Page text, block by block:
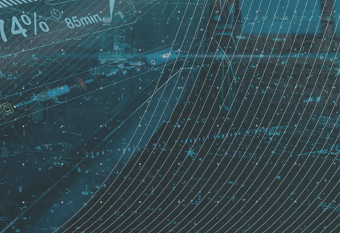
능 측정 기준 활용